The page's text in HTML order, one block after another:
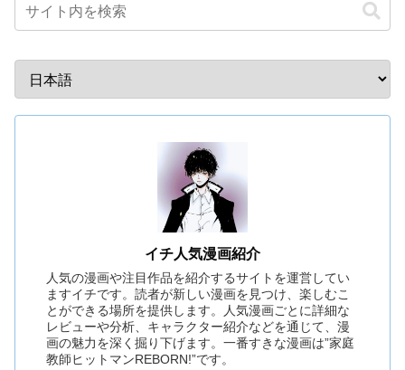
イチ人気漫画紹介
人気の漫画や注目作品を紹介するサイトを運営してい
ますイチです。読者が新しい漫画を見つけ、楽しむこ
とができる場所を提供します。人気漫画ごとに詳細な
レビューや分析、キャラクター紹介などを通じて、漫
画の魅力を深く掘り下げます。一番すきな漫画は”家庭
教師ヒットマンREBORN!”です。